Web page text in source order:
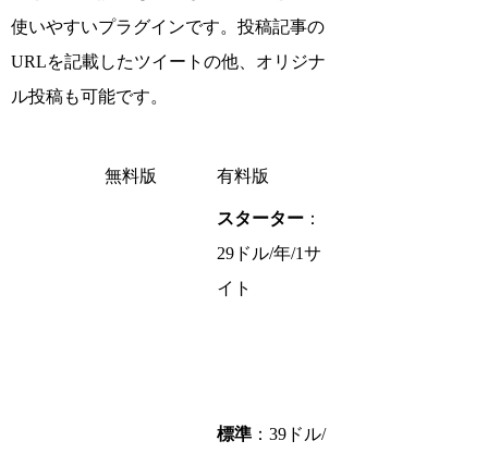
使いやすいプラグインです。投稿記事の
URLを記載したツイートの他、オリジナ
ル投稿も可能です。
無料版 有料版
スターター ：
29ドル/年/1サ
イト
標準 ：39ドル/